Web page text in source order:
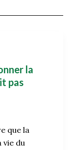
la
pas
que la
vie du